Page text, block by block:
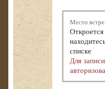
Место
списке
Для